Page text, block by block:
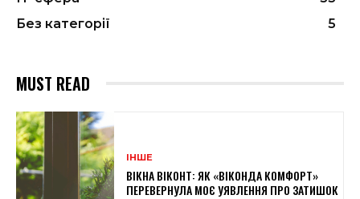
Без категорії
5
MUST READ
ІНШЕ
ВІКНА ВІКОНТ: ЯК «ВІКОНДА КОМФОРТ»
ПЕРЕВЕРНУЛА МОЄ УЯВЛЕННЯ ПРО ЗАТИШОК